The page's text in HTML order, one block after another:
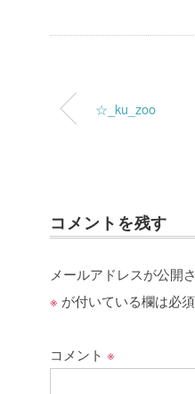
☆_ku_zoo
コメントを残す
メールアドレスが公開
※ が付いている欄は必
コメント ※